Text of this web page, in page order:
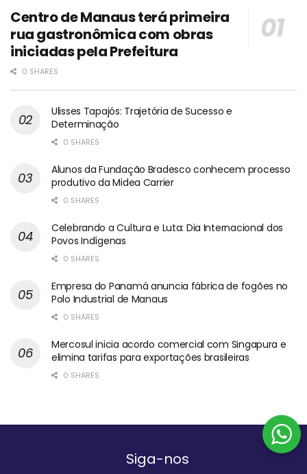
Centro de Manaus terá primeira
rua gastronômica com obras
iniciadas pela Prefeitura
0 SHARES
Ulisses Tapajós: Trajetória de Sucesso e
Determinação
0 SHARES
Alunos da Fundação Bradesco conhecem processo
produtivo da Midea Carrier
0 SHARES
Celebrando a Cultura e Luta: Dia Internacional dos
Povos Indígenas
0 SHARES
Empresa do Panamá anuncia fábrica de fogões no
Polo Industrial de Manaus
0 SHARES
Mercosul inicia acordo comercial com Singapura e
elimina tarifas para exportações brasileiras
0 SHARES
Siga-nos